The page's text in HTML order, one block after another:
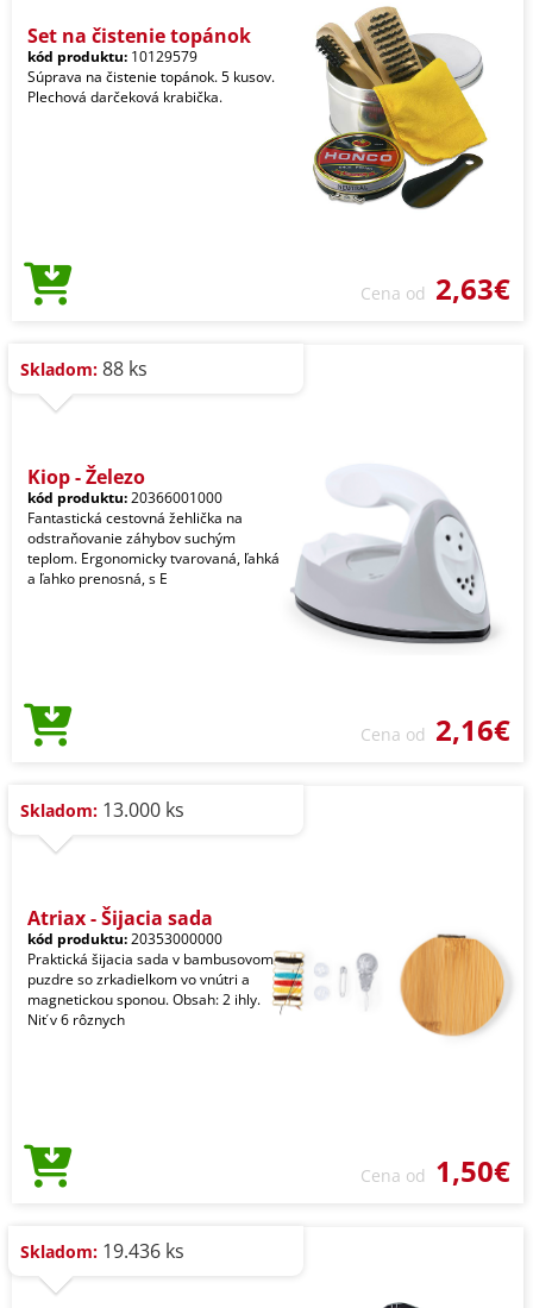
Set na čistenie topánok
kód produktu: 10129579
Súprava na čistenie topánok. 5 kusov.
Plechová darčeková krabička.
Cena od 2,63€
Skladom: 88 ks
Kiop - Železo
kód produktu:20366001000
Fantastická cestovná žehlička na
odstraňovanie záhybov suchým
teplom. Ergonomicky tvarovaná, ľahká
a ľahko prenosná, s E
Cena od 2,16€
Skladom: 13.000 ks
Atriax - Šijacia sada
kód produktu:20353000000
Praktická šijacia sada v bambusovom
puzdre so zrkadielkom vo vnútri a
magnetickou sponou. Obsah: 2 ihly.
Niť v 6 rôznych
Cena od 1,50€
Skladom: 19.436 ks